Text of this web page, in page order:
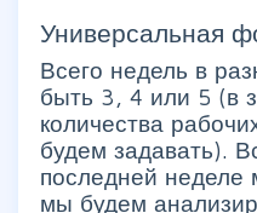
Универсальная
Всего недель в
быть 3, 4 или 5 (в
количества
будем задавать).
последней неделе
мы будем